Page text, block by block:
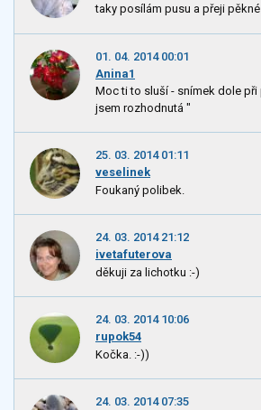
taky posílám pusu a přeji
01. 04. 2014 00:01
Anina1
Moc ti to sluší - snímek dole
jsem rozhodnutá "
25. 03. 2014 01:11
veselinek
Foukaný polibek.
24. 03. 2014 21:12
ivetafuterova
děkuji za lichotku :-)
24. 03. 2014 10:06
rupok54
Kočka. :-))
24. 03. 2014 07:35